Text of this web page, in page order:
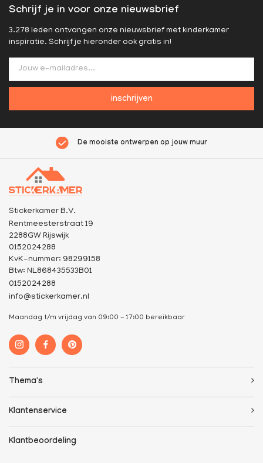
Schrijf je in voor onze nieuwsbrief
3.278 leden ontvangen onze nieuwsbrief met kinderkamer
inspiratie. Schrijf je hieronder ook gratis in!
inschrijven
De mooiste ontwerpen op jouw muur
Stickerkamer B.V.
Rentmeesterstraat 19
2288GW Rijswijk
0152024288
KvK-nummer: 98299158
Btw: NL868435533B01
0152024288
info@stickerkamer.nl
Maandag t/m vrijdag van 09:00 - 17:00 bereikbaar
Thema's
Klantenservice
Klantbeoordeling